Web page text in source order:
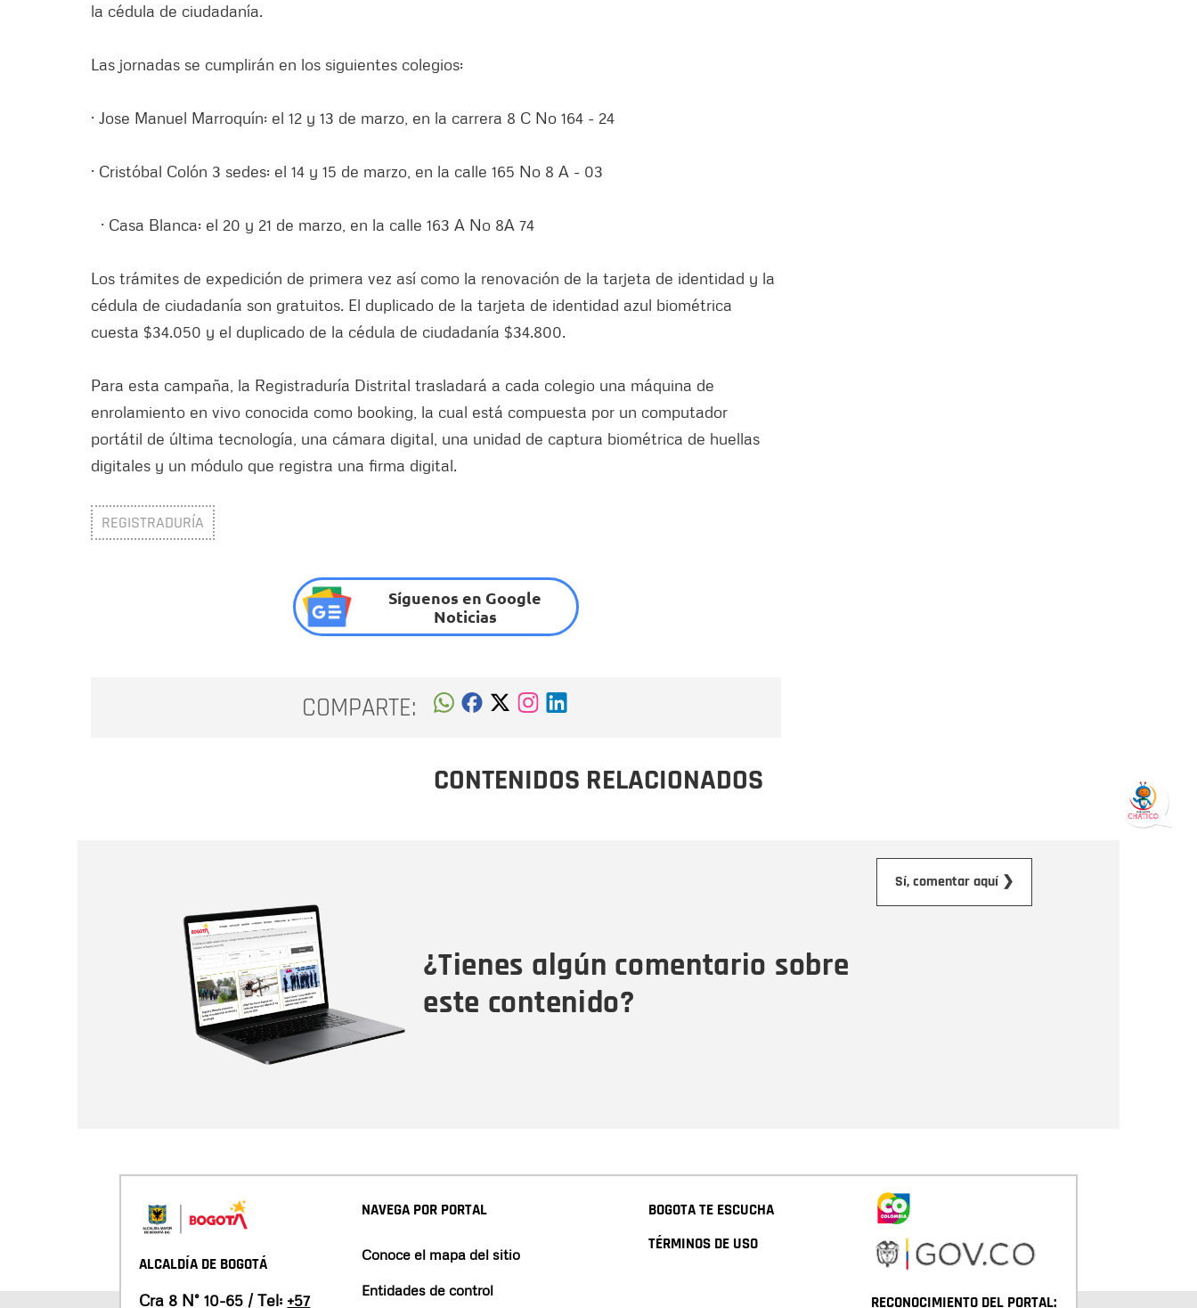
la cédula de ciudadanía.
Las jornadas se cumplirán en los siguientes colegios:
· Jose Manuel Marroquín: el 12 y 13 de marzo, en la carrera 8 C No 164 - 24
· Cristóbal Colón 3 sedes: el 14 y 15 de marzo, en la calle 165 No 8 A - 03
· Casa Blanca: el 20 y 21 de marzo, en la calle 163 A No 8A 74
Los trámites de expedición de primera vez así como la renovación de la tarjeta de identidad y la
cédula de ciudadanía son gratuitos. El duplicado de la tarjeta de identidad azul biométrica
cuesta $34.050 y el duplicado de la cédula de ciudadanía $34.800.
Para esta campaña, la Registraduría Distrital trasladará a cada colegio una máquina de
enrolamiento en vivo conocida como booking, la cual está compuesta por un computador
portátil de última tecnología, una cámara digital, una unidad de captura biométrica de huellas
digitales y un módulo que registra una firma digital.
REGISTRADURÍA
Síguenos en Google
Noticias
COMPARTE:
CONTENIDOS RELACIONADOS
¿Tienes algún comentario sobre
este contenido?
Sí, comentar aquí ❯
ALCALDÍA DE BOGOTÁ
Cra 8 N° 10-65 / Tel: +57
NAVEGA POR PORTAL
Conoce el mapa del sitio
Entidades de control
BOGOTA TE ESCUCHA
TÉRMINOS DE USO
RECONOCIMIENTO DEL PORTAL: